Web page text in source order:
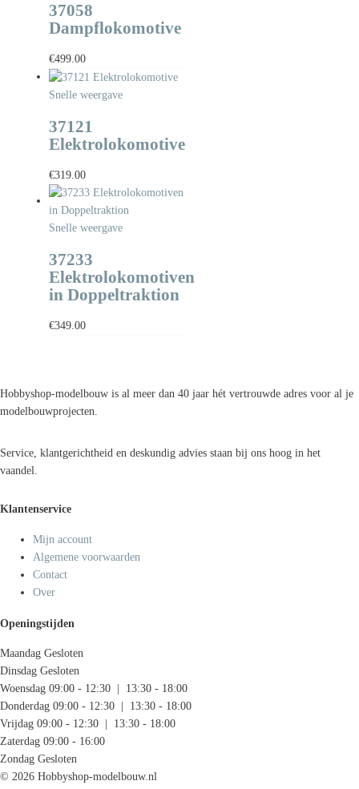
37058
Dampflokomotive
€499.00
Snelle weergave
37121
Elektrolokomotive
€319.00
Snelle weergave
37233
Elektrolokomotiven
in Doppeltraktion
€349.00
Hobbyshop-modelbouw is al meer dan 40 jaar hét vertrouwde adres voor al je
modelbouwprojecten.
Service, klantgerichtheid en deskundig advies staan bij ons hoog in het
vaandel.
Klantenservice
Mijn account
Algemene voorwaarden
Contact
Over
Openingstijden
Maandag Gesloten
Dinsdag Gesloten
Woensdag 09:00 - 12:30 | 13:30 - 18:00
Donderdag 09:00 - 12:30 | 13:30 - 18:00
Vrijdag 09:00 - 12:30 | 13:30 - 18:00
Zaterdag 09:00 - 16:00
Zondag Gesloten
© 2026 Hobbyshop-modelbouw.nl